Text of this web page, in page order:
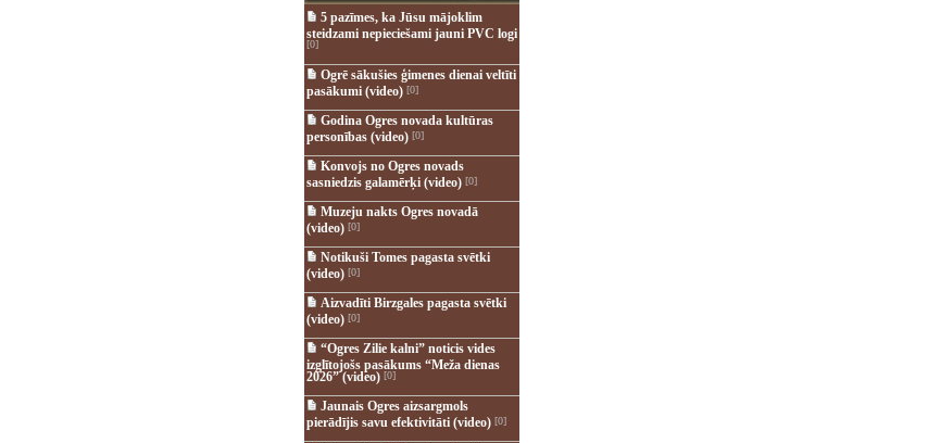
5 pazīmes, ka Jūsu mājoklim
steidzami nepieciešami jauni PVC logi
[0]
Ogrē sākušies ģimenes dienai veltīti
pasākumi (video)[0]
Godina Ogres novada kultūras
personības (video)[0]
Konvojs no Ogres novads
sasniedzis galamērķi (video)[0]
Muzeju nakts Ogres novadā
(video)[0]
Notikuši Tomes pagasta svētki
(video)[0]
Aizvadīti Birzgales pagasta svētki
(video)[0]
“Ogres Zilie kalni” noticis vides
izglītojošs pasākums “Meža dienas
2026” (video)[0]
Jaunais Ogres aizsargmols
pierādījis savu efektivitāti (video)[0]